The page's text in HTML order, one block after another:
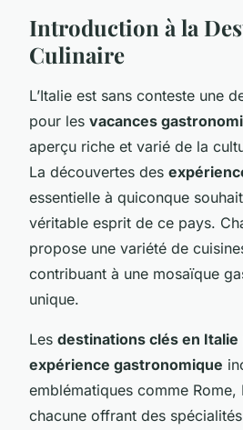
Introduction à la
Culinaire
L’Italie est sans conteste une
pour les vacances
aperçu riche et varié de la
La découvertes des
essentielle à quiconque
véritable esprit de ce pays.
propose une variété de
contribuant à une mosaïque
unique.
Les destinations clés en Italie
expérience gastronomique
emblématiques comme Rome,
chacune offrant des